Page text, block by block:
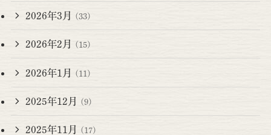
2026年3月 (33)
2026年2月 (15)
2026年1月 (11)
2025年12月 (9)
2025年11月 (17)